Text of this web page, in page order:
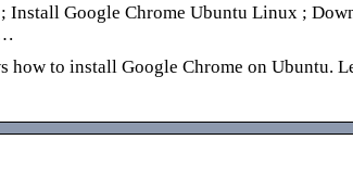
Google Chrome Ubuntu Linux ;
how to install Google Chrome on Ubuntu.